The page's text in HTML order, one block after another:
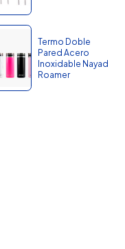
Termo Doble
Pared Acero
Inoxidable Nayad
Roamer